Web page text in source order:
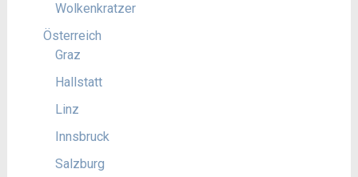
Wolkenkratzer
Österreich
Graz
Hallstatt
Linz
Innsbruck
Salzburg